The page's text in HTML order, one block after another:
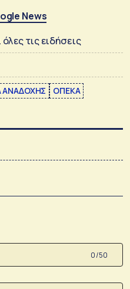
News
τις ειδήσεις
ΑΝΑΔΟΧΗΣ ΟΠΕΚΑ
0 /50